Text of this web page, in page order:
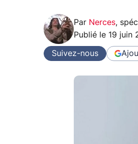
Par Nerces,
Publié le 19 juin
Suivez-nous